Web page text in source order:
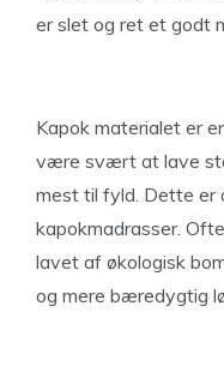
er slet og ret et godt
Kapok materialet er
være svært at lave
mest til fyld. Dette
kapokmadrasser.
lavet af økologisk
og mere bæredygtig